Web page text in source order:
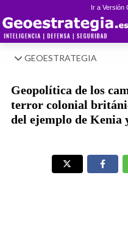
Ir a Versión
GEOESTRATEGIA
Geopolítica de los
terror colonial
del ejemplo de Kenia